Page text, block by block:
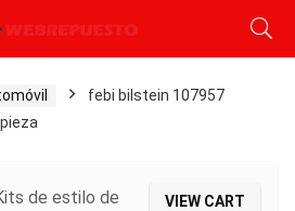
febi bilstein 107957
VIEW CART
de estilo de